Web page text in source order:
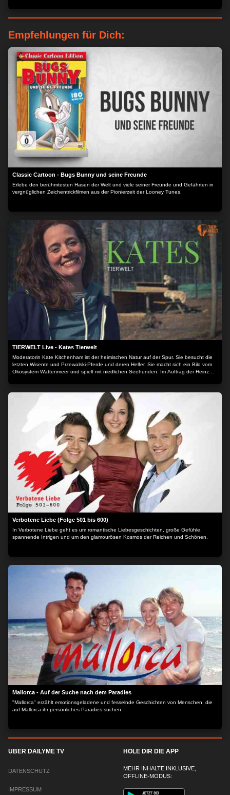
Empfehlungen für Dich:
Classic Cartoon - Bugs Bunny und seine Freunde
Erlebe den berühmtesten Hasen der Welt und viele seiner Freunde und Gefährten in
vergnüglichen Zeichentrickfilmen aus der Pionierzeit der Looney Tunes.
TIERWELT Live - Kates Tierwelt
Moderatorin Kate Kitchenham ist der heimischen Natur auf der Spur. Sie besucht die
letzten Wisente und Przewalski-Pferde und deren Helfer. Sie macht sich ein Bild vom
Ökosystem Wattenmeer und spielt mit niedlichen Seehunden. Im Auftrag der Heinz
Heimat - und derer, die sie schützen.
Verbotene Liebe (Folge 501 bis 600)
In Verbotene Liebe geht es um romantische Liebesgeschichten, große Gefühle,
spannende Intrigen und um den glamourösen Kosmos der Reichen und Schönen.
Mallorca - Auf der Suche nach dem Paradies
"Mallorca" erzählt emotionsgeladene und fesselnde Geschichten von Menschen, die
auf Mallorca ihr persönliches Paradies suchen.
ÜBER DAILYME TV
DATENSCHUTZ
IMPRESSUM
HOLE DIR DIE APP
MEHR INHALTE INKLUSIVE,
OFFLINE-MODUS: